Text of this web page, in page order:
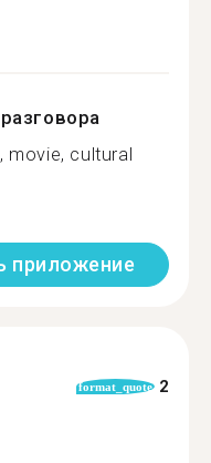
movie, cultural
приложение
format_quote 2